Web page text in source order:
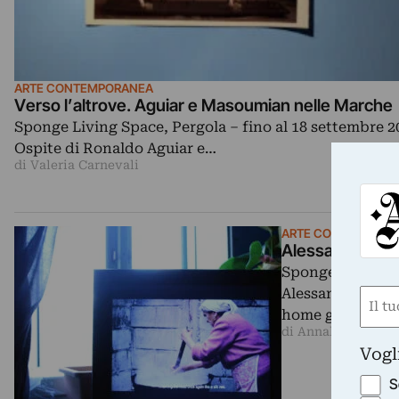
ARTE CONTEMPORANEA
Verso l’altrove. Aguiar e Masoumian nelle Marche
Sponge Living Space, Pergola – fino al 18 settembre
Ospite di Ronaldo Aguiar e…
di Valeria Carnevali
ARTE
Alessandro
Sponge Living
Alessandro
home gallery…
di Annalisa Filonzi
Nome